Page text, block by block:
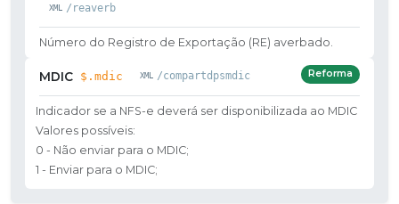
/reaverb
Número do Registro de Exportação (RE) averbado.
MDIC $.mdic /compartdpsmdic Reforma
Indicador se a NFS-e deverá ser disponibilizada ao MDIC
Valores possíveis:
0 - Não enviar para o MDIC;
1 - Enviar para o MDIC;